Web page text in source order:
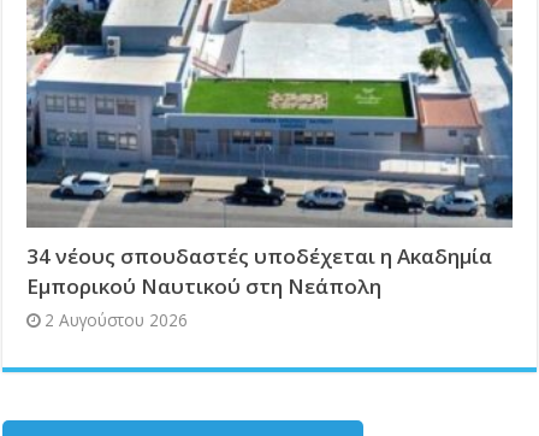
34 νέους σπουδαστές υποδέχεται η Ακαδημία
Εμπορικού Ναυτικού στη Νεάπολη
2 Αυγούστου 2026